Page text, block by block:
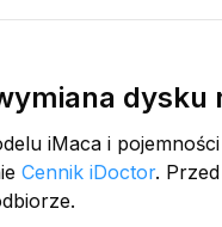
dysku
iMaca i
Cennik iDoctor.